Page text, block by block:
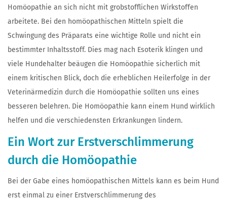
Homöopathie an sich nicht mit grobstofflichen Wirkstoffen
arbeitete. Bei den homöopathischen Mitteln spielt die
Schwingung des Präparats eine wichtige Rolle und nicht ein
bestimmter Inhaltsstoff. Dies mag nach Esoterik klingen und
viele Hundehalter beäugen die Homöopathie sicherlich mit
einem kritischen Blick, doch die erheblichen Heilerfolge in der
Veterinärmedizin durch die Homöopathie sollten uns eines
besseren belehren. Die Homöopathie kann einem Hund wirklich
helfen und die verschiedensten Erkrankungen lindern.
Ein Wort zur Erstverschlimmerung
durch die Homöopathie
Bei der Gabe eines homöopathischen Mittels kann es beim Hund
erst einmal zu einer Erstverschlimmerung des